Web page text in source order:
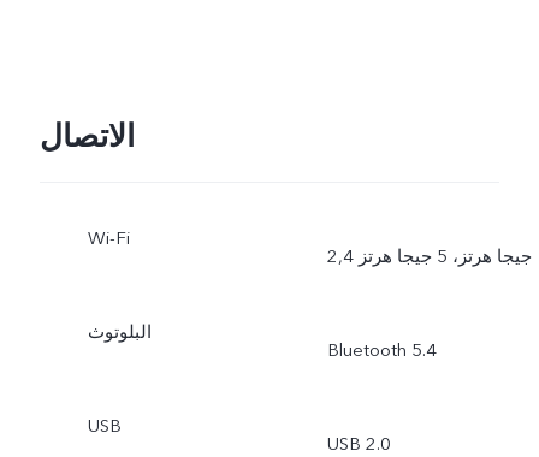
الاتصال
Wi-Fi
2,4 جيجا هرتز، 5 جيجا هرتز
البلوتوث
Bluetooth 5.4
USB
USB 2.0